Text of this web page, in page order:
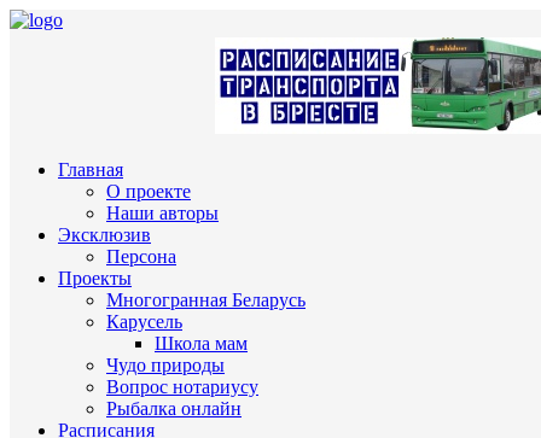
Главная
О проекте
Наши авторы
Эксклюзив
Персона
Проекты
Многогранная Беларусь
Карусель
Школа мам
Чудо природы
Вопрос нотариусу
Рыбалка онлайн
Расписания